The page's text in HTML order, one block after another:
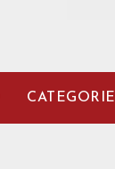
CATEGORIE